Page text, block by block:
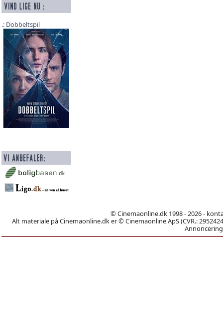
Dobbeltspil
© Cinemaonline.dk 1998 - 2026 -
Alt materiale på Cinemaonline.dk er © Cinemaonline ApS (CVR.: